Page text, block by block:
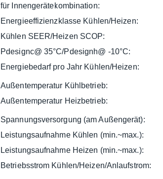
für Innengerätekombination:
Energieeffizienzklasse Kühlen/Heizen:
Kühlen SEER/Heizen SCOP:
Pdesignc@ 35°C/Pdesignh@ -10°C:
Energiebedarf pro Jahr Kühlen/Heizen:
Außentemperatur Kühlbetrieb:
Außentemperatur Heizbetrieb:
Spannungsversorgung (am Außengerät):
Leistungsaufnahme Kühlen (min.~max.):
Leistungsaufnahme Heizen (min.~max.):
Betriebsstrom Kühlen/Heizen/Anlaufstrom: